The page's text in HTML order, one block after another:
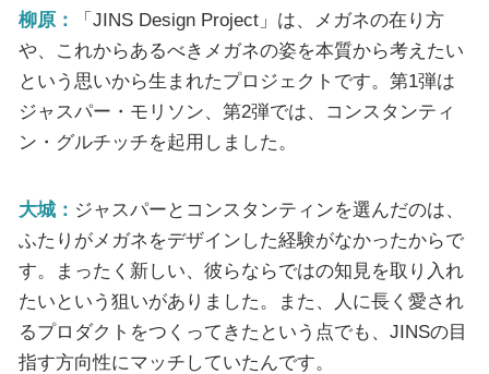
柳原：
「JINS Design Project」は、メガネの在り方
や、これからあるべきメガネの姿を本質から考えたい
という思いから生まれたプロジェクトです。第1弾は
ジャスパー・モリソン、第2弾では、コンスタンティ
ン・グルチッチを起用しました。
大城： ジャスパーとコンスタンティンを選んだのは、
ふたりがメガネをデザインした経験がなかったからで
す。まったく新しい、彼らならではの知見を取り入れ
たいという狙いがありました。また、人に長く愛され
るプロダクトをつくってきたという点でも、JINSの目
指す方向性にマッチしていたんです。